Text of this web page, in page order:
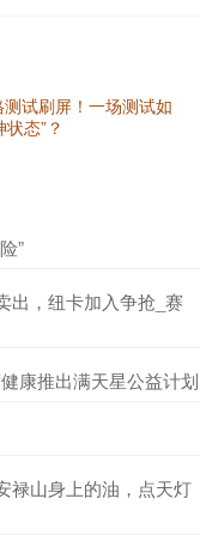
测试刷屏！一场测试如
态”？
”
出，纽卡加入争抢_赛
康推出满天星公益计划
禄山身上的油，点天灯